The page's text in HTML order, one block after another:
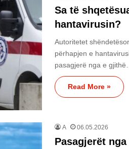
Sa të
hantavirusin?
Autoritetet
përhapjen e
pasagjerë nga e gjithë…
Read More »
A 06.05.2026
Pasagjerët